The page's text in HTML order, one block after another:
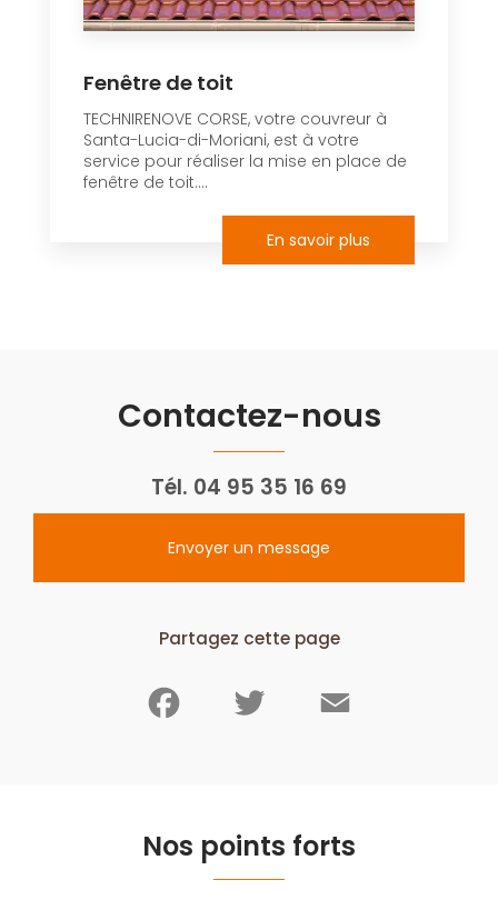
Fenêtre de toit
TECHNIRENOVE CORSE, votre couvreur à
Santa-Lucia-di-Moriani, est à votre
service pour réaliser la mise en place de
fenêtre de toit....
En savoir plus
Contactez-nous
Tél. 04 95 35 16 69
Envoyer un message
Partagez cette page
Nos points forts